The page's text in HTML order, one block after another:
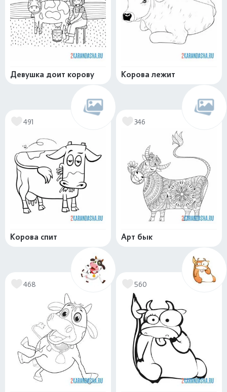
Девушка доит корову Корова лежит
491
Корова спит
346
Арт бык
468 560